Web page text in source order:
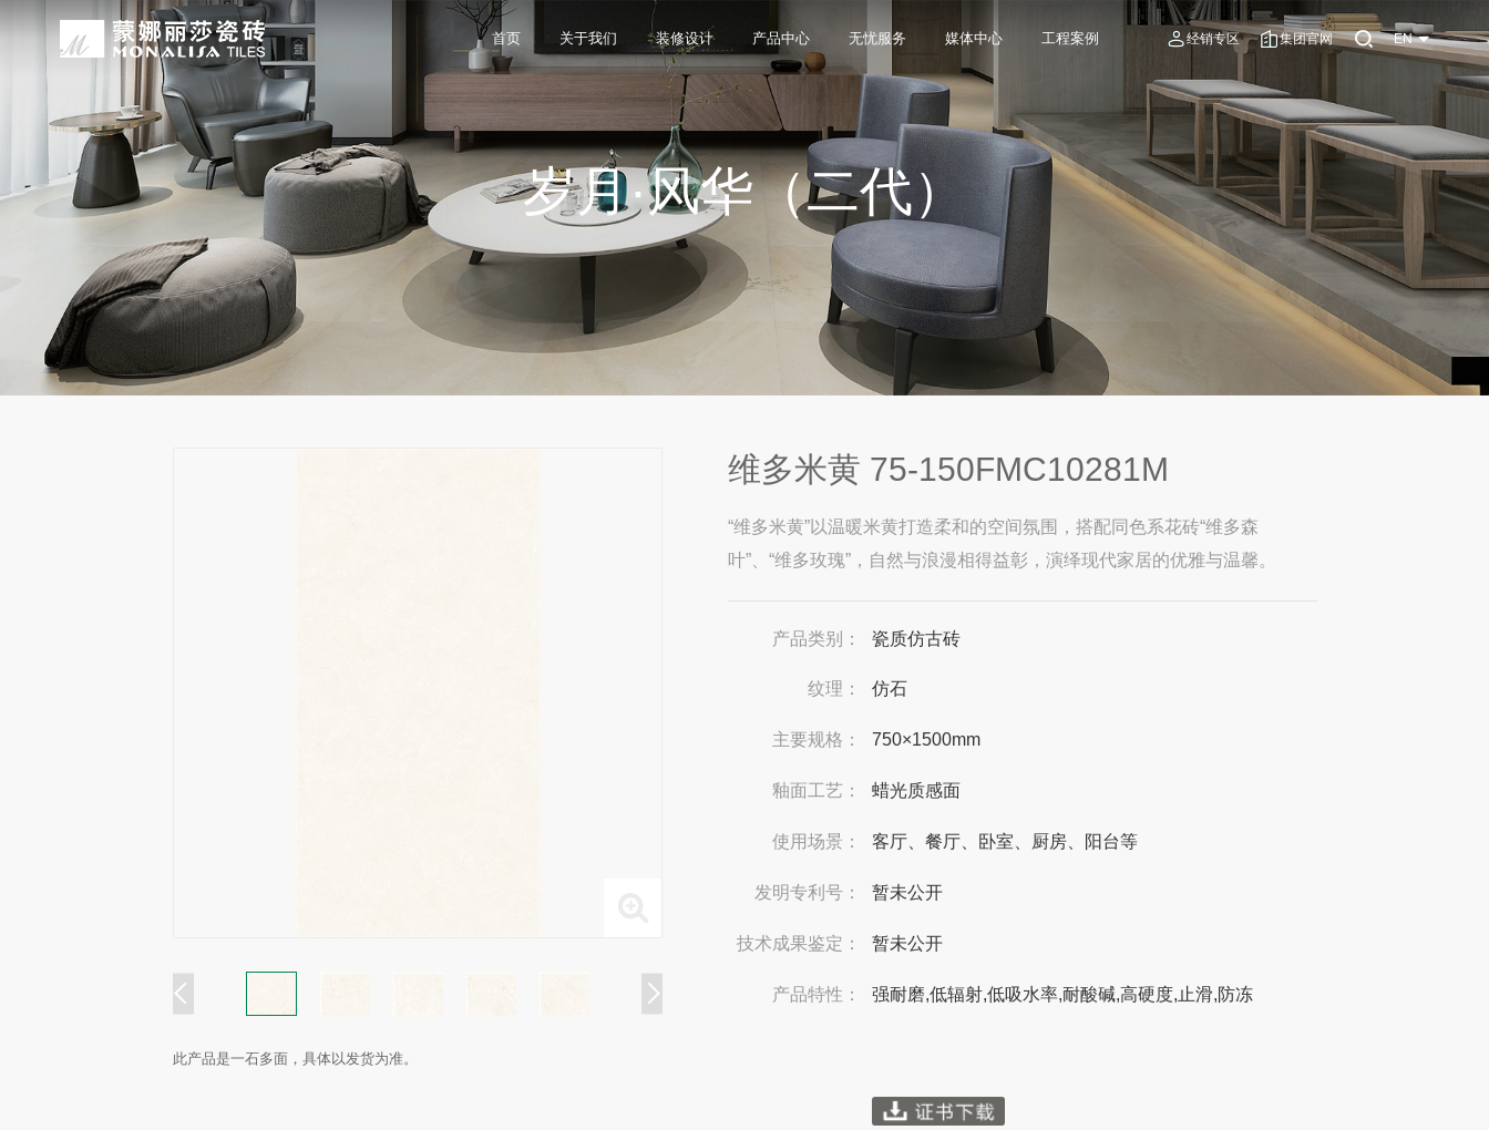
首页 关于我们
品牌介绍
发展历程
资质荣誉
行业地位
关于我们
蒙娜丽莎瓷砖品牌隶属蒙娜丽莎集团有限公司，品牌商标注册于2000年，专注于美化建筑和
生活空间，产品涵盖陶瓷砖和陶瓷薄板、大板、岩板等品类，秉承“每个家 都值得拥有蒙娜丽
莎”的品牌发展理念，将蒙娜丽莎的微笑作为营销服务的核心精神，使顾客在感受艺术化产品
的同时，享受高品质的服务所带来的精神回报，满足人们多样的生活方式需求。
装修设计
家装案例
全景合集
家装指南
装修设计
蒙娜丽莎陶瓷砖、陶瓷大板、岩板多种品类，构建起瓷砖产品全屋定制应用体系，通过上万
套家装案例的应用展示，为大家提供参考和选择。
产品中心
无极·石界 产品中心
蒙娜丽莎「無極·石界」系列遵循“无界与本真”的设计主旨，甄选全球珍稀的天然原石作为设
计蓝本，融合当代的材料应用美学，以多纹理设计、多质感工艺、多规格的动态组合打破常
规、重构空间法则，实现情绪空间的无限表达，为人们提供源源不断的美学灵感，创造无界
无极的生活空间。
无忧服务
授权门店
门店服务
网络商城
铺贴指导
瓷砖百科
无忧服务
蒙娜丽莎在全国拥有超过4000家专卖店和营销网点，打通了线上线下的营销服务渠道，为消
费者带来更多的消费与体验场景。与此同时，蒙娜丽莎对服务体系进行全新升级，推出“微笑
服务”体系以及“密缝铺贴”系统，全面打通陶瓷大板岩板销售的“最后一公里”，解决消费者家装
烦恼，实现无忧省心焕新家。
媒体中心
品牌动态
产品解码
集团新闻
媒体中心
蒙娜丽莎的微笑作为营销服务的核心精神，使顾客在感受艺术化产品的同时，享受高品质的
服务所带来的精神回报，满足人们多样的生活方式需求。
工程案例
公装案例
战略合作
工程案例
以完善的房地产战略合作管理体系，为超百家房地产企业和千万业主提供优质的产品与服
务，为陶瓷行业和房地产企业的战略合作业务树立典范。
经销专区 集团官网 EN
岁月·风华（二代）
此产品是一石多面，具体以发货为准。
维多米黄 75-150FMC10281M
“维多米黄”以温暖米黄打造柔和的空间氛围，搭配同色系花砖“维多森
叶”、“维多玫瑰”，自然与浪漫相得益彰，演绎现代家居的优雅与温馨。
产品类别： 瓷质仿古砖
纹理： 仿石
主要规格： 750×1500mm
釉面工艺： 蜡光质感面
使用场景： 客厅、餐厅、卧室、厨房、阳台等
发明专利号： 暂未公开
技术成果鉴定： 暂未公开
产品特性： 强耐磨,低辐射,低吸水率,耐酸碱,高硬度,止滑,防冻